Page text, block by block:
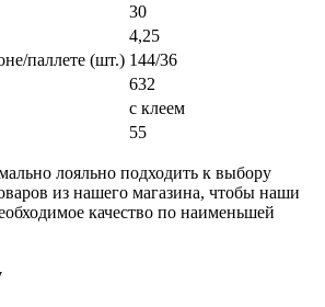
30
4,25
паллете (шт.) 144/36
632
с клеем
55
лояльно подходить к выбору
из нашего магазина, чтобы наши
качество по наименьшей